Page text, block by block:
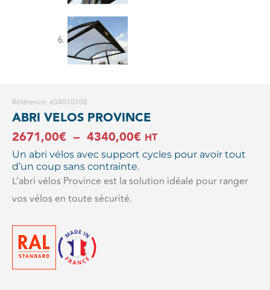
Référence: 604010108
ABRI VELOS PROVINCE
2671,00€ – 4340,00€Plage
de
prix :
HT
Un abri vélos avec support cycles pour avoir tout
d’un coup sans contrainte.
L’abri vélos Province est la solution idéale pour ranger
vos vélos en toute sécurité.